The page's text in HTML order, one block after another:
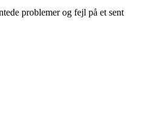
problemer og fejl på et sent